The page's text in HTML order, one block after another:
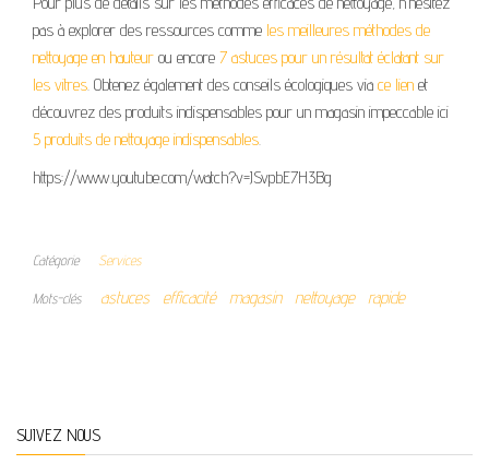
pas à explorer des ressources comme les meilleures méthodes de
nettoyage en hauteur ou encore 7 astuces pour un résultat éclatant sur
les vitres. Obtenez également des conseils écologiques via ce lien et
découvrez des produits indispensables pour un magasin impeccable ici
5 produits de nettoyage indispensables.
https://www.youtube.com/watch?v=JSvpbE7H3Bg
Catégorie Services
Mots-clés astuces efficacité magasin nettoyage rapide
SUIVEZ NOUS